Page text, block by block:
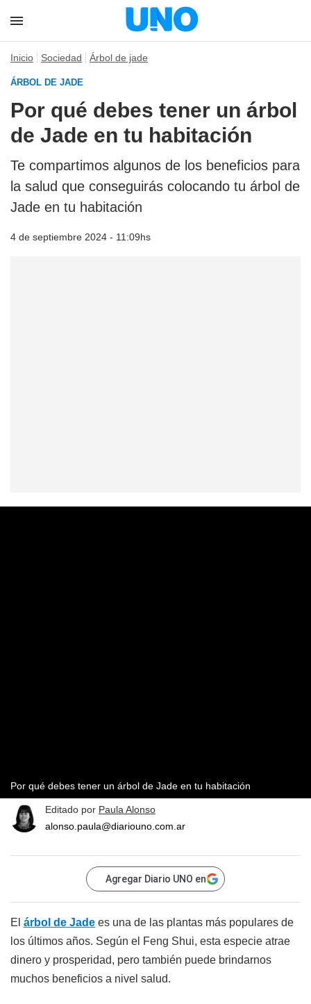
Inicio Sociedad Árbol de jade
ÁRBOL DE JADE
Por qué debes tener un árbol
de Jade en tu habitación
Te compartimos algunos de los beneficios para
la salud que conseguirás colocando tu árbol de
Jade en tu habitación
4 de septiembre 2024 - 11:09hs
Por qué debes tener un árbol de Jade en tu habitación
Editado por Paula Alonso
alonso.paula@diariouno.com.ar
Agregar Diario UNO en
El árbol de Jade es una de las plantas más populares de
los últimos años. Según el Feng Shui, esta especie atrae
dinero y prosperidad, pero también puede brindarnos
muchos beneficios a nivel salud.